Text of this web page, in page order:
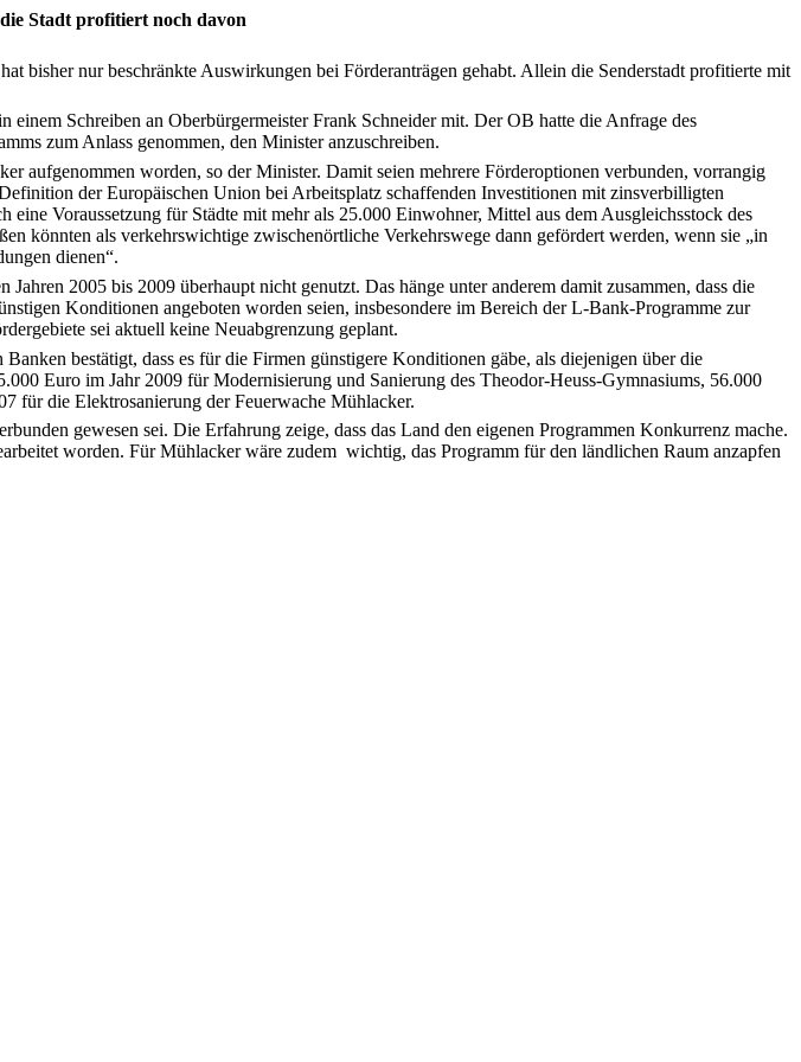
Stadt profitiert noch davon
bisher nur beschränkte Auswirkungen bei Förderanträgen gehabt. Allein die Senderstadt profitierte mit
Schreiben an Oberbürgermeister Frank Schneider mit. Der OB hatte die Anfrage des
zum Anlass genommen, den Minister anzuschreiben.
aufgenommen worden, so der Minister. Damit seien mehrere Förderoptionen verbunden, vorrangig
der Europäischen Union bei Arbeitsplatz schaffenden Investitionen mit zinsverbilligten
Voraussetzung für Städte mit mehr als 25.000 Einwohner, Mittel aus dem Ausgleichsstock des
könnten als verkehrswichtige zwischenörtliche Verkehrswege dann gefördert werden, wenn sie „in
dienen“.
2005 bis 2009 überhaupt nicht genutzt. Das hänge unter anderem damit zusammen, dass die
Konditionen angeboten worden seien, insbesondere im Bereich der L-Bank-Programme zur
sei aktuell keine Neuabgrenzung geplant.
bestätigt, dass es für die Firmen günstigere Konditionen gäbe, als diejenigen über die
Euro im Jahr 2009 für Modernisierung und Sanierung des Theodor-Heuss-Gymnasiums, 56.000
für die Elektrosanierung der Feuerwache Mühlacker.
gewesen sei. Die Erfahrung zeige, dass das Land den eigenen Programmen Konkurrenz mache.
worden. Für Mühlacker wäre zudem wichtig, das Programm für den ländlichen Raum anzapfen